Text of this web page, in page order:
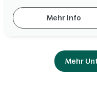
Mehr Info
Mehr